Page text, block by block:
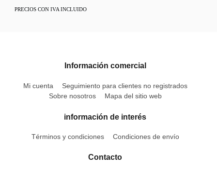
PRECIOS CON IVA INCLUIDO
Información comercial
Mi cuenta
Seguimiento para clientes no registrados
Sobre nosotros
Mapa del sitio web
información de interés
Términos y condiciones Condiciones de envío
Contacto